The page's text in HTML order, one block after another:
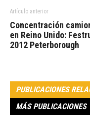
Artículo anterior
Concentración
en Reino Unido:
2012 Peterborough
PUBLICACIONES
MÁS PUBLICACIONES